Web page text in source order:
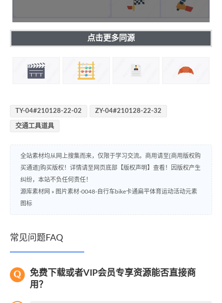
点击更多同源
TY-04#210128-22-02 ZY-04#210128-22-32
交通工具道具
全站素材均从网上搜集而来，仅限于学习交流。商用请至[商用版权购
买通道]购买版权！详情请至网页底部【版权声明】查看！因版权产生
纠纷，本站不负任何责任！
源库素材网 » 图片素材-0048-自行车bike卡通扁平体育运动活动元素
图标
常见问题FAQ
免费下载或者VIP会员专享资源能否直接商
用？